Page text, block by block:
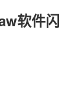
软件闪